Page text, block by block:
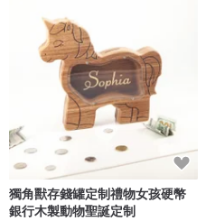
獨角獸存錢罐定制禮物女孩硬幣
銀行木製動物聖誕定制